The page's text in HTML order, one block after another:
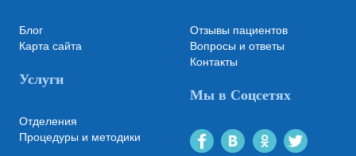
Блог
Карта сайта
Услуги
Отделения
Процедуры и методики
Отзывы пациентов
Вопросы и ответы
Контакты
Мы в Соцсетях